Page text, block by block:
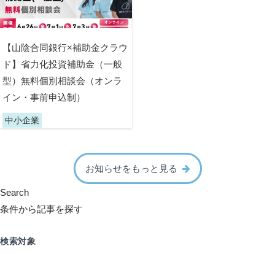
【山陰合同銀行×補助金クラウ
ド】省力化投資補助金（一般
型）無料個別相談会（オンラ
イン・事前申込制）
中小企業
お知らせをもっと見る
Search
条件から記事を探す
検索対象